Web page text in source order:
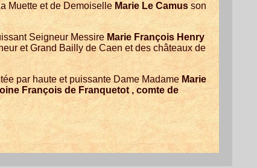
Muette et de Demoiselle Marie Le Camusson
Seigneur Messire Marie François Henry
et Grand Bailly de Caen et des châteaux de
par haute et puissante Dame Madame Marie
François de Franquetot , comte de